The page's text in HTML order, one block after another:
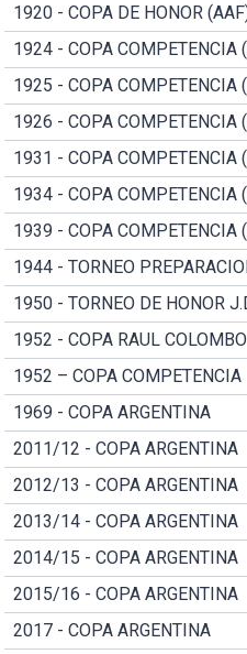
1920 - COPA DE HONOR
1924 - COPA COMPETENCIA
1925 - COPA COMPETENCIA
1926 - COPA COMPETENCIA
1931 - COPA COMPETENCIA
1934 - COPA COMPETENCIA
1939 - COPA COMPETENCIA
1944 - TORNEO
1950 - TORNEO DE HONOR
1952 - COPA RAUL COLOMBO
1952 – COPA COMPETENCIA
1969 - COPA ARGENTINA
2011/12 - COPA ARGENTINA
2012/13 - COPA ARGENTINA
2013/14 - COPA ARGENTINA
2014/15 - COPA ARGENTINA
2015/16 - COPA ARGENTINA
2017 - COPA ARGENTINA